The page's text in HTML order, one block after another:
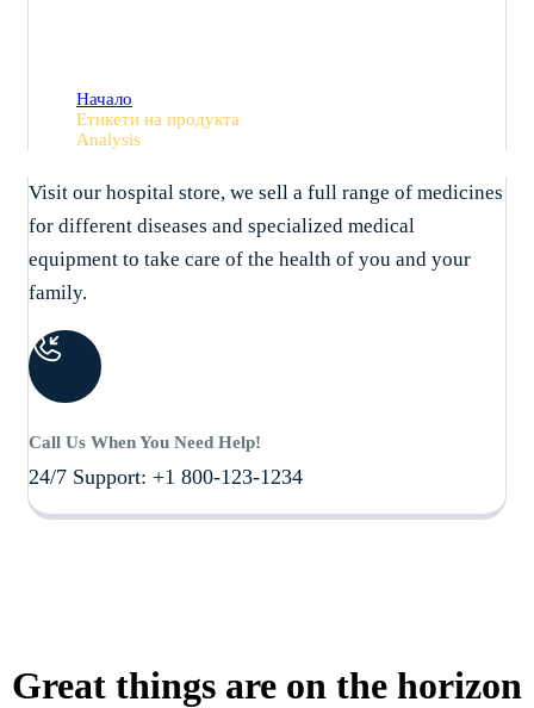
Начало
Етикети на продукта
Analysis
Visit our hospital store, we sell a full range of medicines
for different diseases and specialized medical
equipment to take care of the health of you and your
family.
Call Us When You Need Help!
24/7 Support: +1 800-123-1234
Great things are on the horizon